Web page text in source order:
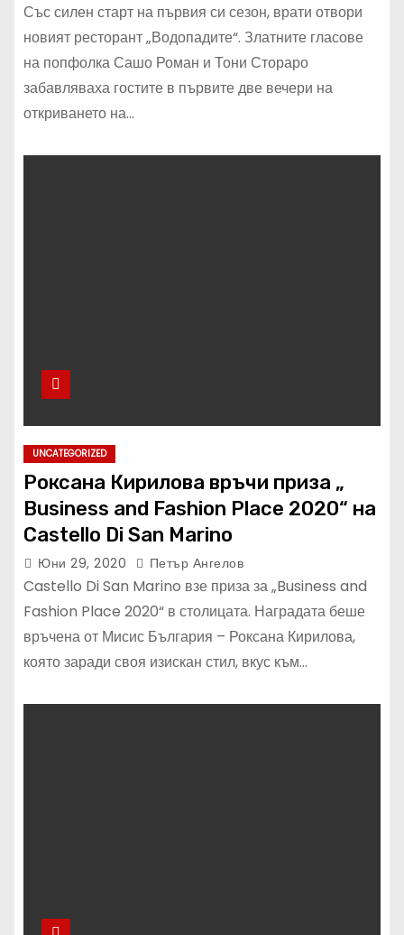
Със силен старт на първия си сезон, врати отвори
новият ресторант „Водопадите“. Златните гласове
на попфолка Сашо Роман и Тони Стораро
забавляваха гостите в първите две вечери на
откриването на…
UNCATEGORIZED
Роксана Кирилова връчи приза „
Business and Fashion Place 2020“ на
Castello Di San Marino
Юни 29, 2020 Петър Ангелов
Castello Di San Marino взе приза за „Business and
Fashion Place 2020“ в столицата. Наградата беше
връчена от Мисис България – Роксана Кирилова,
която заради своя изискан стил, вкус към…